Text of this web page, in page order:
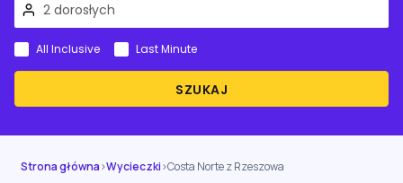
SZUKAJ
All Inclusive Last Minute
Strona główna›Wycieczki›Costa Norte z Rzeszowa